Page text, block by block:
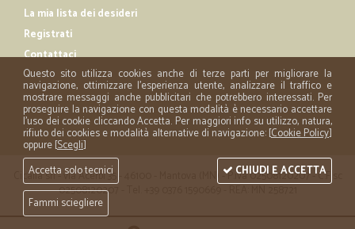
La mia lista dei desideri
Registrati
Contattaci
Cicalia srl - via Acerbi 35 - 46100 - Mantova (MN) - P.iva 02508120207 - C.Fisc
02508120207 - Tel. +39 0376 1590669 - REA: MN 258721
Questo sito utilizza cookies anche di terze parti per migliorare la
navigazione, ottimizzare l'esperienza utente, analizzare il traffico e
mostrare messaggi anche pubblicitari che potrebbero interessati. Per
proseguire la navigazione con questa modalità è necessario accettare
l'uso dei cookie cliccando Accetta. Per maggiori info su utilizzo, natura,
rifiuto dei cookies e modalità alternative di navigazione: [Cookie Policy]
oppure [Scegli]
Accetta solo tecnici
Fammi sciegliere
CHIUDI E ACCETTA